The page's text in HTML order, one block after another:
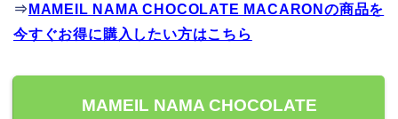
⇒ MAMEIL NAMA CHOCOLATE MACARONの商品を
今すぐお得に購入したい方はこちら
MAMEIL NAMA CHOCOLATE